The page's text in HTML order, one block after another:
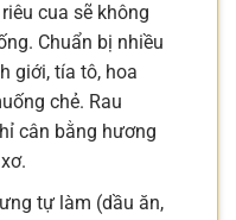
cua sẽ không
Chuẩn bị nhiều
giới, tía tô, hoa
chẻ. Rau
cân bằng hương
tự làm (dầu ăn,